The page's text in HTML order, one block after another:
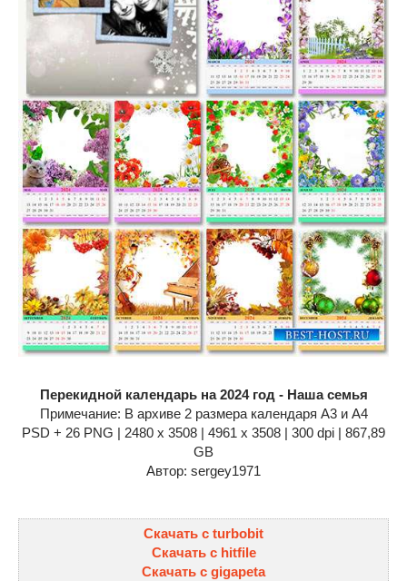
Перекидной календарь на 2024 год - Наша семья
Примечание: В архиве 2 размера календаря А3 и А4
PSD + 26 PNG | 2480 x 3508 | 4961 x 3508 | 300 dpi | 867,89
GB
Автор: sergey1971
Скачать с turbobit
Скачать с hitfile
Скачать с gigapeta